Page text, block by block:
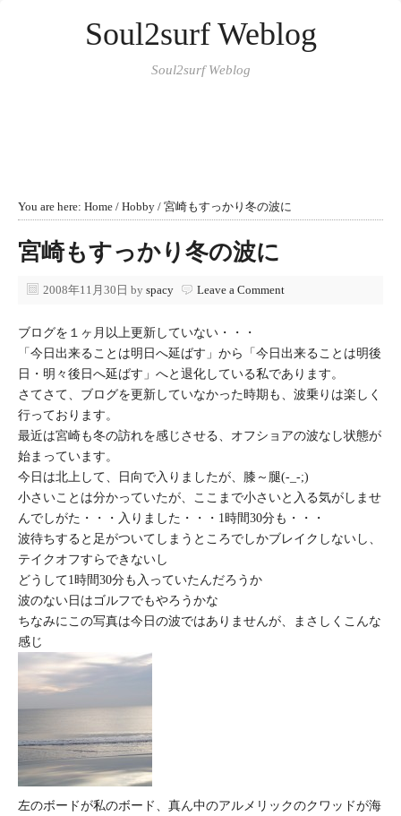
Soul2surf Weblog
Soul2surf Weblog
You are here: Home / Hobby / 宮崎もすっかり冬の波に
宮崎もすっかり冬の波に
2008年11月30日 by spacy Leave a Comment
ブログを１ヶ月以上更新していない・・・
「今日出来ることは明日へ延ばす」から「今日出来ることは明後
日・明々後日へ延ばす」へと退化している私であります。
さてさて、ブログを更新していなかった時期も、波乗りは楽しく
行っております。
最近は宮崎も冬の訪れを感じさせる、オフショアの波なし状態が
始まっています。
今日は北上して、日向で入りましたが、膝～腿(-_-;)
小さいことは分かっていたが、ここま で小さいと入る気がしませ
んでしがた・・・入りました・・・1時間30分も・・・
波待ちすると足がついてしまうところでしかブレイクしないし、
テイクオフすらできないし
どうして1時間30分も入っていたんだろうか
波のない日はゴルフでもやろうかな
ちなみにこの写真は今日の波ではありませんが、まさしくこんな
感じ
左のボードが私のボード、真ん中のアルメリックのクワッドが海